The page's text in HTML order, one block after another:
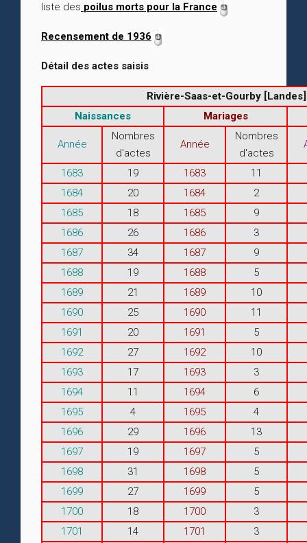
liste des poilus morts pour la France
Recensement de 1936
Détail des actes saisis
Rivière-Saas-et-Gourby [Landes]
Naissances
Mariages
Année
Nombres
d'actes
Année
Nombres
d'actes
1683 19 1683
11
1684
20 1684
2
1685
18 1685
9
1686
26 1686
3
1687
34 1687
9
1688
19 1688
5
1689
21 1689
10
1690
25 1690
11
1691
20 1691
5
1692
27 1692
10
1693
17 1693
3
1694
11 1694
6
1695
4 1695
4
1696
29 1696
13
1697
19 1697
5
1698
31 1698
5
1699
27 1699
5
1700
18 1700
3
1701
14 1701
3